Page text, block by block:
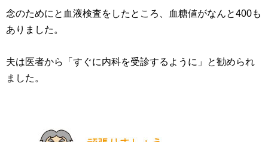
念のためにと血液検査をしたところ、血糖値がなんと400も
ありました。
夫は医者から「すぐに内科を受診するように」と勧められ
ました。